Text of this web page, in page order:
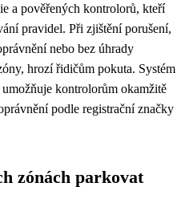
a pověřených kontrolorů, kteří
pravidel. Při zjištění porušení,
nebo bez úhrady
hrozí řidičům pokuta. Systém
kontrolorům okamžitě
podle registrační značky
zónách parkovat